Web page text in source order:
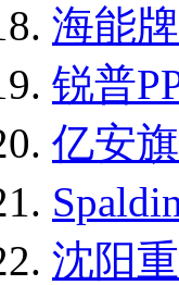
海能
锐普
亿安
沈阳